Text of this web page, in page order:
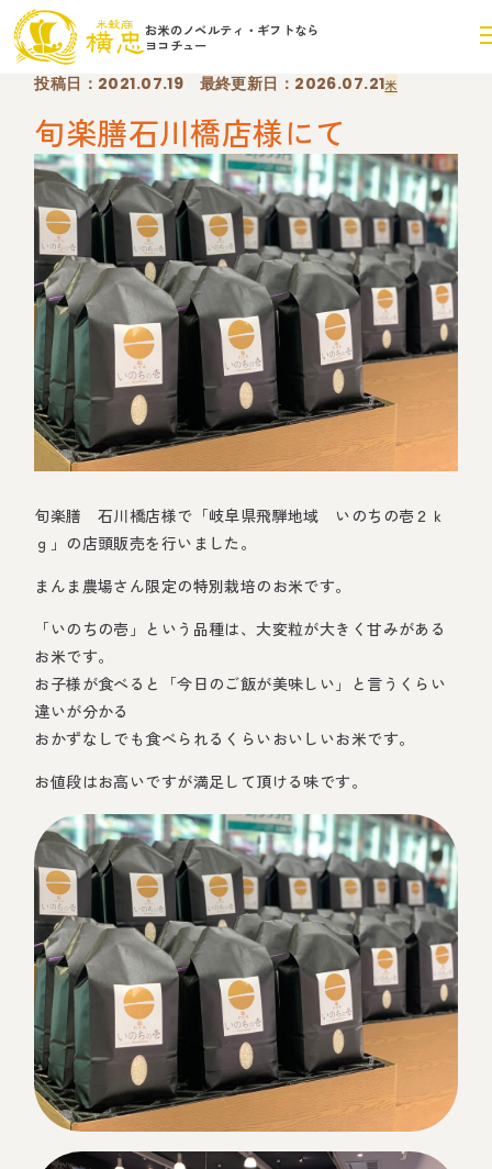
お米のノベルティ・ギフトなら
ヨコチュー
ヨコチューのこだわり
品質管理体制
事業内容
法人向けお米ノベルティ・ ギフト事業
生産者支援・土づくり事業
米卸売事業
商品企画事業
無農薬米日本一コンテスト
導入事例
会社概要
採用情報
ヨコチューのこだわり
品質管理体制
事業内容
法人向けお米ノベルティ・ ギフト事業
生産者支援・土づくり事業
米卸売事業
商品企画事業
無農薬米日本一コンテスト
導入事例
会社概要
採用情報
オンライン
投稿日：2021.07.19 最終更新日：2026.07.21米
旬楽膳石川橋店様にて
旬楽膳 石川橋店様で「岐阜県飛騨地域 いのちの壱２ｋ
ｇ」の店頭販売を行いました。
まんま農場さん限定の特別栽培のお米です。
「いのちの壱」という品種は、大変粒が大きく甘みがある
お米です。
お子様が食べると「今日のご飯が美味しい」と言うくらい
違いが分かる
おかずなしでも食べられるくらいおいしいお米です。
お値段はお高いですが満足して頂ける味です。